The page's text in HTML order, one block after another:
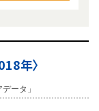
年〉
ータ」